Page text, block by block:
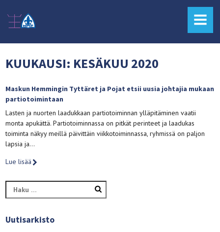
MENU
KUUKAUSI: KESÄKUU 2020
Maskun Hemmingin Tyttäret ja Pojat etsii uusia johtajia mukaan
partiotoimintaan
Lasten ja nuorten laadukkaan partiotoiminnan ylläpitäminen vaatii
monta apukättä. Partiotoiminnassa on pitkät perinteet ja laadukas
toiminta näkyy meillä päivittäin viikkotoiminnassa, ryhmissä on paljon
lapsia ja…
Lue lisää
Haku:
Uutisarkisto